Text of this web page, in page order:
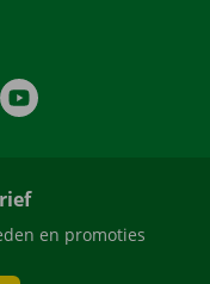
en promoties